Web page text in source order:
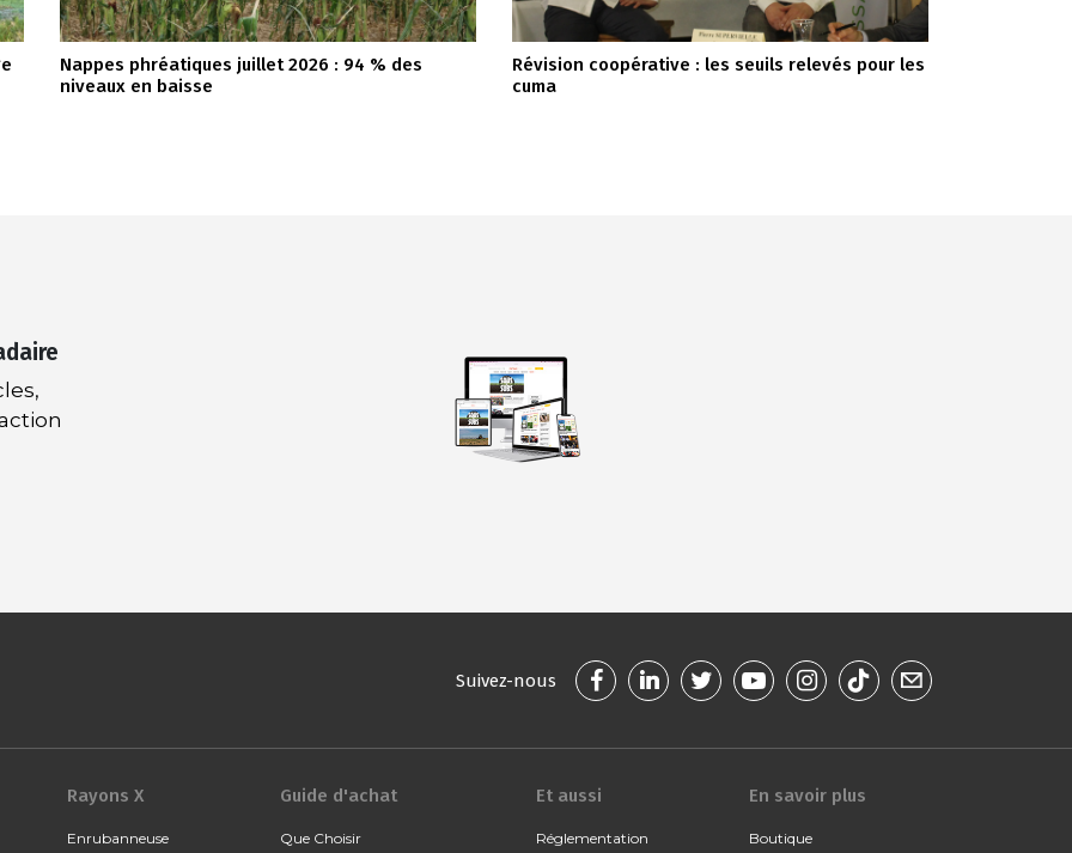
Nappes phréatiques juillet 2026 : 94 % des
niveaux en baisse
Révision coopérative : les seuils relevés pour les
cuma
Suivez-nous
Rayons X
Enrubanneuse
Guide d'achat
Que Choisir
Et aussi
Réglementation
En savoir plus
Boutique